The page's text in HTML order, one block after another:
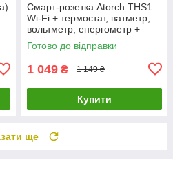
Смарт-розетка Atorch THS1
Wi-Fi + термостат, ватметр,
вольтметр, енергометр +
виносний термостат
Готово до відправки
1 049 ₴ 1 149 ₴
Купити
ще